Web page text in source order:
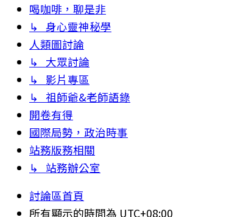
喝咖啡，聊是非
↳ 身心靈神秘學
人類圖討論
↳ 大眾討論
↳ 影片專區
↳ 祖師爺&老師語錄
開卷有得
國際局勢，政治時事
站務版務相關
↳ 站務辦公室
討論區首頁
所有顯示的時間為 UTC+08:00